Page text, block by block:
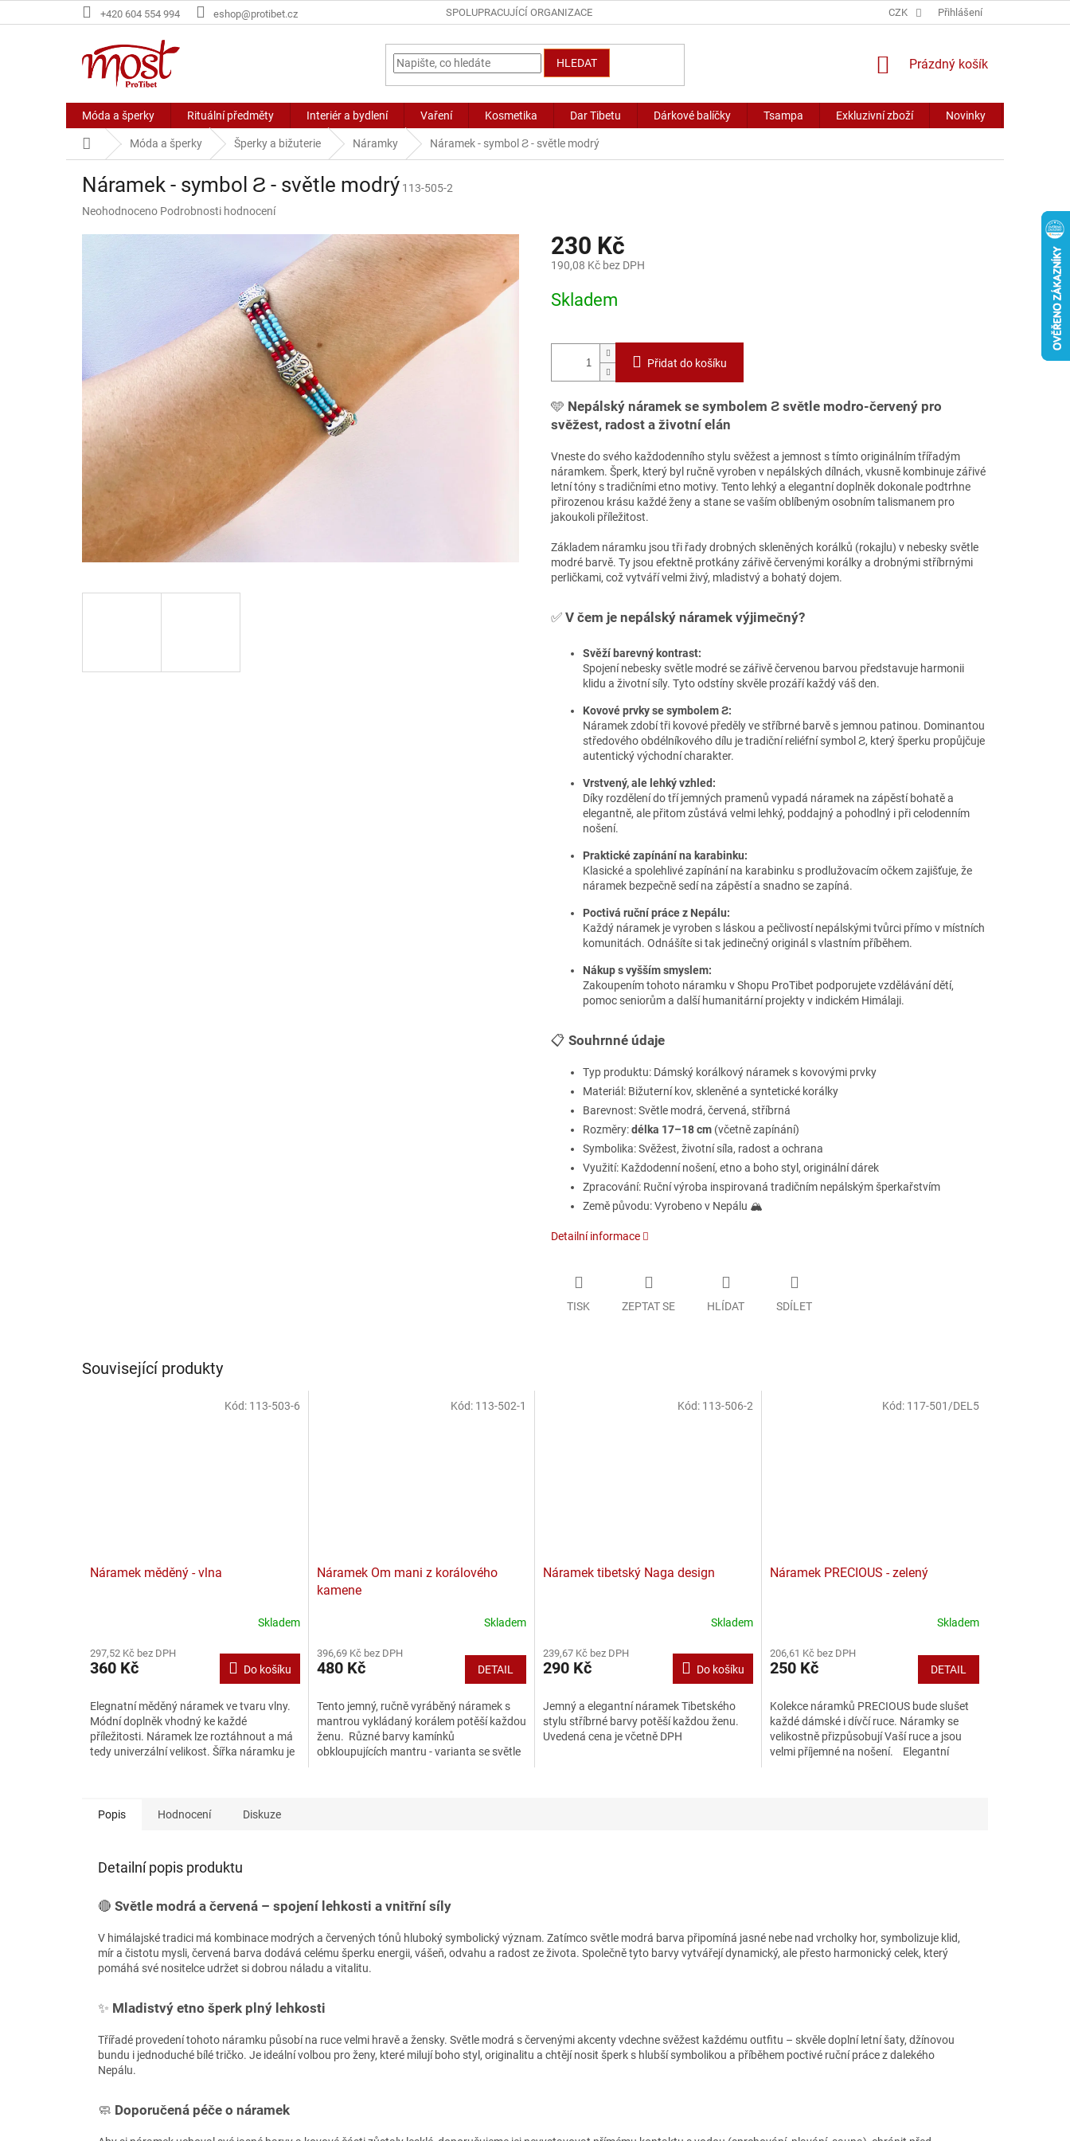
na
+420 604 554 994 eshop@protibet.cz SPOLUPRACUJÍCÍ ORGANIZACE CZK Přihlášení
HLEDAT
NÁKUPNÍ
Prázdný košík
Móda a šperky Rituální předměty Interiér a bydlení Vaření Kosmetika Dar Tibetu Dárkové balíčky Tsampa Exkluzivní zboží Novinky
Domů Móda a šperky Šperky a bižuterie Náramky Náramek - symbol Ƨ - světle modrý
Náramek - symbol Ƨ - světle modrý 113-505-2
Průměrné
Neohodnoceno Podrobnosti hodnocení
230 Kč
190,08 Kč bez DPH
cena:
Skladem
Přidat do košíku
🩵 Nepálský náramek se symbolem Ƨ světle modro-červený pro
svěžest, radost a životní elán
Vneste do svého každodenního stylu svěžest a jemnost s tímto originálním třířadým
náramkem. Šperk, který byl ručně vyroben v nepálských dílnách, vkusně kombinuje zářivé
letní tóny s tradičními etno motivy. Tento lehký a elegantní doplněk dokonale podtrhne
přirozenou krásu každé ženy a stane se vaším oblíbeným osobním talismanem pro
jakoukoli příležitost.
Základem náramku jsou tři řady drobných skleněných korálků (rokajlu) v nebesky světle
modré barvě. Ty jsou efektně protkány zářivě červenými korálky a drobnými stříbrnými
perličkami, což vytváří velmi živý, mladistvý a bohatý dojem.
✅ V čem je nepálský náramek výjimečný?
Svěží barevný kontrast:
Spojení nebesky světle modré se zářivě červenou barvou představuje harmonii
klidu a životní síly. Tyto odstíny skvěle prozáří každý váš den.
Kovové prvky se symbolem Ƨ:
Náramek zdobí tři kovové předěly ve stříbrné barvě s jemnou patinou. Dominantou
středového obdélníkového dílu je tradiční reliéfní symbol Ƨ, který šperku propůjčuje
autentický východní charakter.
Vrstvený, ale lehký vzhled:
Díky rozdělení do tří jemných pramenů vypadá náramek na zápěstí bohatě a
elegantně, ale přitom zůstává velmi lehký, poddajný a pohodlný i při celodenním
nošení.
Praktické zapínání na karabinku:
Klasické a spolehlivé zapínání na karabinku s prodlužovacím očkem zajišťuje, že
náramek bezpečně sedí na zápěstí a snadno se zapíná.
Poctivá ruční práce z Nepálu:
Každý náramek je vyroben s láskou a pečlivostí nepálskými tvůrci přímo v místních
komunitách. Odnášíte si tak jedinečný originál s vlastním příběhem.
Nákup s vyšším smyslem:
Zakoupením tohoto náramku v Shopu ProTibet podporujete vzdělávání dětí,
pomoc seniorům a další humanitární projekty v indickém Himálaji.
📋 Souhrnné údaje
Typ produktu: Dámský korálkový náramek s kovovými prvky
Materiál: Bižuterní kov, skleněné a syntetické korálky
Barevnost: Světle modrá, červená, stříbrná
Rozměry:délka 17–18 cm (včetně zapínání)
Symbolika: Svěžest, životní síla, radost a ochrana
Využití: Každodenní nošení, etno a boho styl, originální dárek
Zpracování: Ruční výroba inspirovaná tradičním nepálským šperkařstvím
Země původu: Vyrobeno v Nepálu 🏔️
Detailní informace
TISK ZEPTAT SE HLÍDAT SDÍLET
Související produkty
Náramek měděný - vlna
Skladem
297,52 Kč bez DPH
360 Kč Do košíku
Elegnatní měděný náramek ve tvaru vlny.
Módní doplněk vhodný ke každé
příležitosti. Náramek lze roztáhnout a má
tedy univerzální velikost. Šířka náramku je
Kód: 113-503-6
Náramek Om mani z korálového
kamene
Skladem
396,69 Kč bez DPH
480 Kč DETAIL
Tento jemný, ručně vyráběný náramek s
mantrou vykládaný korálem potěší každou
ženu. Různé barvy kamínků
obkloupujících mantru - varianta se světle
Kód: 113-502-1
Náramek tibetský Naga design
produktu
je
z
hvězdiček.
Skladem
239,67 Kč bez DPH
290 Kč Do košíku
Jemný a elegantní náramek Tibetského
stylu stříbrné barvy potěší každou ženu.
Uvedená cena je včetně DPH
Kód: 113-506-2
Náramek PRECIOUS - zelený
Skladem
206,61 Kč bez DPH
250 Kč DETAIL
Kolekce náramků PRECIOUS bude slušet
každé dámské i dívčí ruce. Náramky se
velikostně přizpůsobují Vaší ruce a jsou
velmi příjemné na nošení. Elegantní
Kód: 117-501/DEL5
Popis Hodnocení Diskuze
Detailní popis produktu
🔴 Světle modrá a červená – spojení lehkosti a vnitřní síly
V himálajské tradici má kombinace modrých a červených tónů hluboký symbolický význam. Zatímco světle modrá barva připomíná jasné nebe nad vrcholky hor, symbolizuje klid,
mír a čistotu mysli, červená barva dodává celému šperku energii, vášeň, odvahu a radost ze života. Společně tyto barvy vytvářejí dynamický, ale přesto harmonický celek, který
pomáhá své nositelce udržet si dobrou náladu a vitalitu.
✨ Mladistvý etno šperk plný lehkosti
Třířadé provedení tohoto náramku působí na ruce velmi hravě a žensky. Světle modrá s červenými akcenty vdechne svěžest každému outfitu – skvěle doplní letní šaty, džínovou
bundu i jednoduché bílé tričko. Je ideální volbou pro ženy, které milují boho styl, originalitu a chtějí nosit šperk s hlubší symbolikou a příběhem poctivé ruční práce z dalekého
Nepálu.
🧼 Doporučená péče o náramek